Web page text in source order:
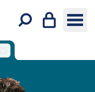
Inloggen
voor Ouders
Openhet submenu voor